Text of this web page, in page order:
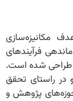
مکانیزه‌سازی
فرآیندهای
طراحی شده است.
در راستای تحقق
پژوهش و